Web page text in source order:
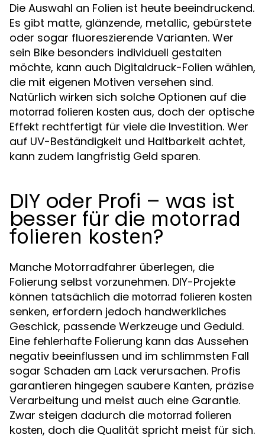
Die Auswahl an Folien ist heute beeindruckend.
Es gibt matte, glänzende, metallic, gebürstete
oder sogar fluoreszierende Varianten. Wer
sein Bike besonders individuell gestalten
möchte, kann auch Digitaldruck-Folien wählen,
die mit eigenen Motiven versehen sind.
Natürlich wirken sich solche Optionen auf die
motorrad folieren kosten aus, doch der optische
Effekt rechtfertigt für viele die Investition. Wer
auf UV-Beständigkeit und Haltbarkeit achtet,
kann zudem langfristig Geld sparen.
DIY oder Profi – was ist
besser für die motorrad
folieren kosten?
Manche Motorradfahrer überlegen, die
Folierung selbst vorzunehmen. DIY-Projekte
können tatsächlich die motorrad folieren kosten
senken, erfordern jedoch handwerkliches
Geschick, passende Werkzeuge und Geduld.
Eine fehlerhafte Folierung kann das Aussehen
negativ beeinflussen und im schlimmsten Fall
sogar Schaden am Lack verursachen. Profis
garantieren hingegen saubere Kanten, präzise
Verarbeitung und meist auch eine Garantie.
Zwar steigen dadurch die motorrad folieren
kosten, doch die Qualität spricht meist für sich.